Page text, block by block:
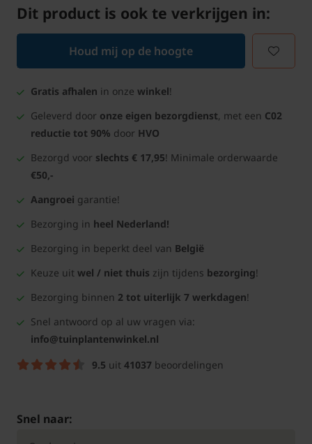
Dit product is ook te verkrijgen in:
Houd mij op de hoogte
Gratis afhalen in onze winkel!
Geleverd door onze eigen bezorgdienst, met een C02
reductie tot 90% door HVO
Bezorgd voor slechts € 17,95! Minimale orderwaarde
€50,-
Aangroei garantie!
Bezorging in heel Nederland!
Bezorging in beperkt deel van België
Keuze uit wel / niet thuis zijn tijdens bezorging!
Bezorging binnen 2 tot uiterlijk 7 werkdagen!
Snel antwoord op al uw vragen via:
info@tuinplantenwinkel.nl
9.5 uit 41037 beoordelingen
Snel naar: